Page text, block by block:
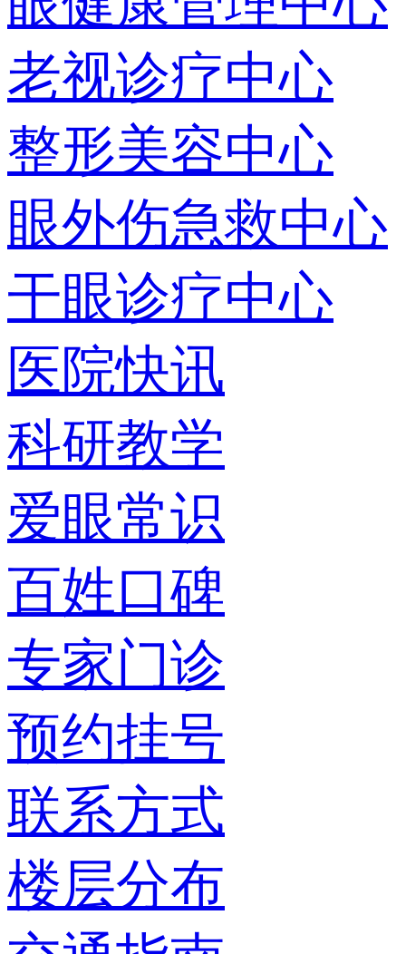
老视诊疗中心
整形美容中心
眼外伤急救中心
干眼诊疗中心
医院快讯
科研教学
爱眼常识
百姓口碑
专家门诊
预约挂号
联系方式
楼层分布